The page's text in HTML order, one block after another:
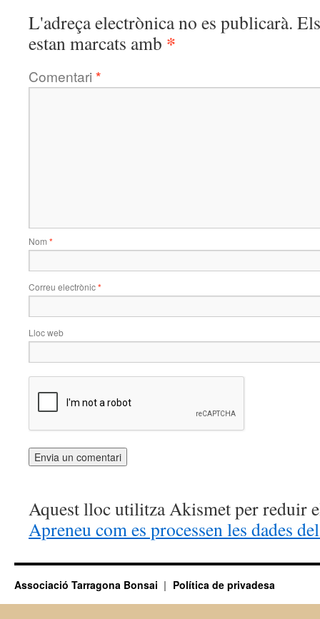
L'adreça electrònica no es publicarà.
estan marcats amb *
Comentari *
Nom *
Correu electrònic*
Lloc web
Aquest lloc utilitza Akismet per reduir
Apreneu com es processen les dades
Associació Tarragona Bonsai Política de privadesa